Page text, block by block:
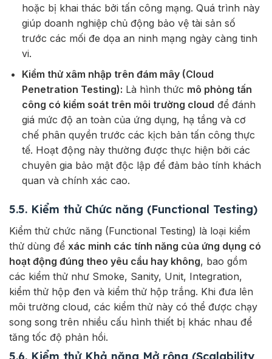
hoặc bị khai thác bởi tấn công mạng. Quá trình này
giúp doanh nghiệp chủ động bảo vệ tài sản số
trước các mối đe dọa an ninh mạng ngày càng tinh
vi.
Kiểm thử xâm nhập trên đám mây (Cloud
Penetration Testing): Là hình thức mô phỏng tấn
công có kiểm soát trên môi trường cloud để đánh
giá mức độ an toàn của ứng dụng, hạ tầng và cơ
chế phân quyền trước các kịch bản tấn công thực
tế. Hoạt động này thường được thực hiện bởi các
chuyên gia bảo mật độc lập để đảm bảo tính khách
quan và chính xác cao.
5.5. Kiểm thử Chức năng (Functional Testing)
Kiểm thử chức năng (Functional Testing) là loại kiểm
thử dùng để xác minh các tính năng của ứng dụng có
hoạt động đúng theo yêu cầu hay không, bao gồm
các kiểm thử như Smoke, Sanity, Unit, Integration,
kiểm thử hộp đen và kiểm thử hộp trắng. Khi đưa lên
môi trường cloud, các kiểm thử này có thể được chạy
song song trên nhiều cấu hình thiết bị khác nhau để
tăng tốc độ phản hồi.